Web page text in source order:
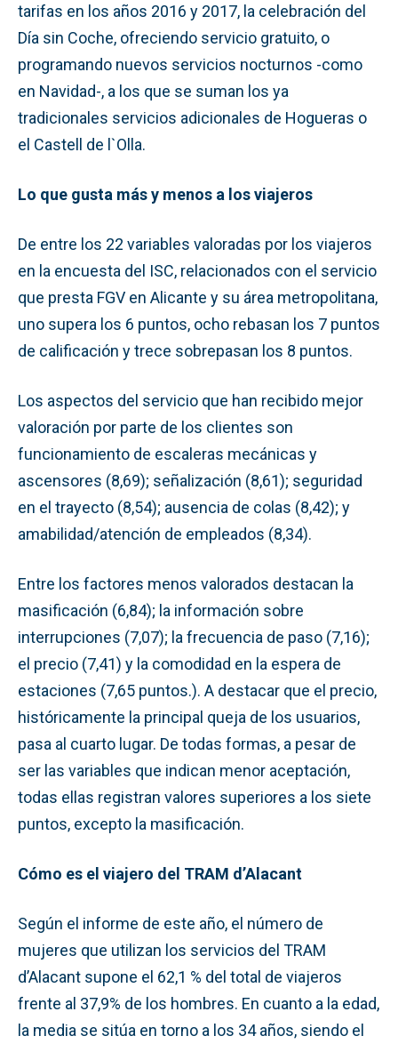
tarifas en los años 2016 y 2017, la celebración del
Día sin Coche, ofreciendo servicio gratuito, o
programando nuevos servicios nocturnos -como
en Navidad-, a los que se suman los ya
tradicionales servicios adicionales de Hogueras o
el Castell de l`Olla.
Lo que gusta más y menos a los viajeros
De entre los 22 variables valoradas por los viajeros
en la encuesta del ISC, relacionados con el servicio
que presta FGV en Alicante y su área metropolitana,
uno supera los 6 puntos, ocho rebasan los 7 puntos
de calificación y trece sobrepasan los 8 puntos.
Los aspectos del servicio que han recibido mejor
valoración por parte de los clientes son
funcionamiento de escaleras mecánicas y
ascensores (8,69); señalización (8,61); seguridad
en el trayecto (8,54); ausencia de colas (8,42); y
amabilidad/atención de empleados (8,34).
Entre los factores menos valorados destacan la
masificación (6,84); la información sobre
interrupciones (7,07); la frecuencia de paso (7,16);
el precio (7,41) y la comodidad en la espera de
estaciones (7,65 puntos.). A destacar que el precio,
históricamente la principal queja de los usuarios,
pasa al cuarto lugar. De todas formas, a pesar de
ser las variables que indican menor aceptación,
todas ellas registran valores superiores a los siete
puntos, excepto la masificación.
Cómo es el viajero del TRAM d’Alacant
Según el informe de este año, el número de
mujeres que utilizan los servicios del TRAM
d’Alacant supone el 62,1 % del total de viajeros
frente al 37,9% de los hombres. En cuanto a la edad,
la media se sitúa en torno a los 34 años, siendo el